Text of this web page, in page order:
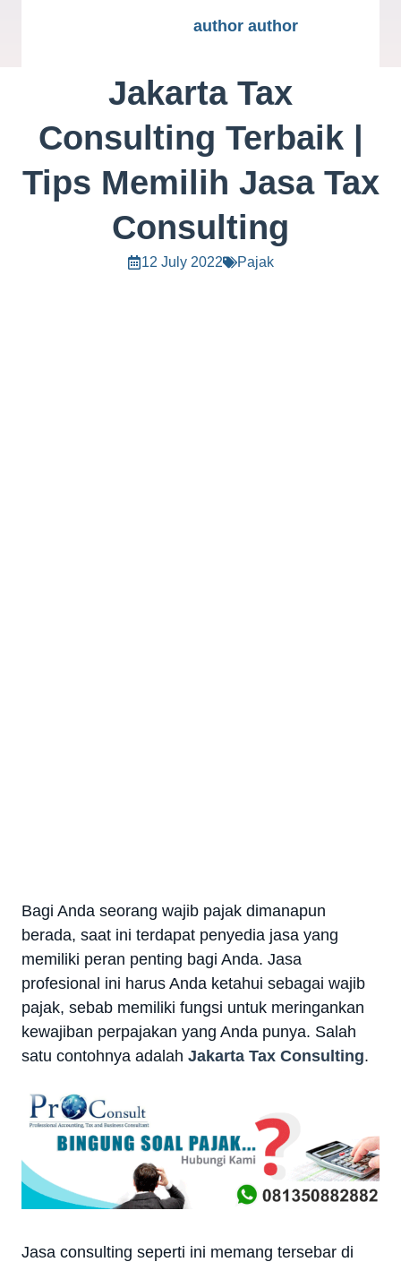
author author
Jakarta Tax
Consulting Terbaik |
Tips Memilih Jasa Tax
Consulting
12 July 2022 Pajak
Bagi Anda seorang wajib pajak dimanapun
berada, saat ini terdapat penyedia jasa yang
memiliki peran penting bagi Anda. Jasa
profesional ini harus Anda ketahui sebagai wajib
pajak, sebab memiliki fungsi untuk meringankan
kewajiban perpajakan yang Anda punya. Salah
satu contohnya adalah Jakarta Tax Consulting.
Jasa consulting seperti ini memang tersebar di